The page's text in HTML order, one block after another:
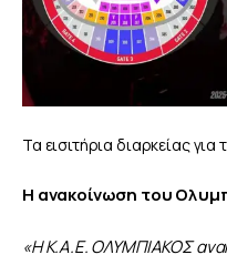
Τα εισιτήρια διαρκείας
Η ανακοίνωση του
«Η Κ.Α.Ε. ΟΛΥΜΠΙΑΚΟΣ